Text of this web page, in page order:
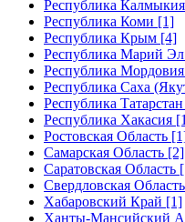
Республика
Республика Коми [1]
Республика Крым [4]
Республика Марий
Республика
Республика Саха
Республика
Республика Хакасия
Ростовская Область
Самарская Область [2]
Саратовская Область
Свердловская
Хабаровский Край [1]
Ханты-Мансийский